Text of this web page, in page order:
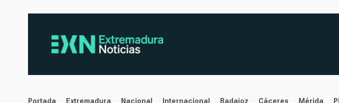
Portada Extremadura Nacional Internacional Badajoz Cáceres Mérida